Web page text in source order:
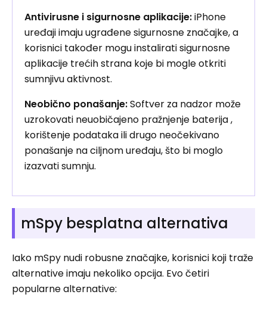
Antivirusne i sigurnosne aplikacije:iPhone
uređaji imaju ugrađene sigurnosne značajke, a
korisnici također mogu instalirati sigurnosne
aplikacije trećih strana koje bi mogle otkriti
sumnjivu aktivnost.
Neobično ponašanje:Softver za nadzor može
uzrokovati neuobičajeno pražnjenje baterija ,
korištenje podataka ili drugo neočekivano
ponašanje na ciljnom uređaju, što bi moglo
izazvati sumnju.
mSpy besplatna alternativa
Iako mSpy nudi robusne značajke, korisnici koji traže
alternative imaju nekoliko opcija. Evo četiri
popularne alternative: